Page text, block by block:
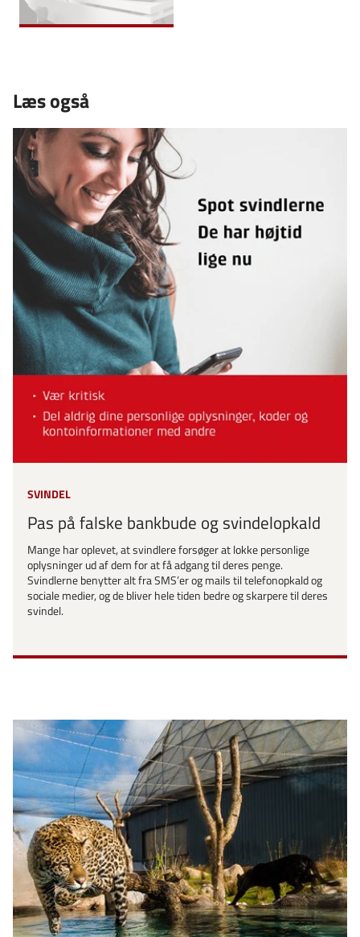
Læs også
SVINDEL
Pas på falske bankbude og svindelopkald
Mange har oplevet, at svindlere forsøger at lokke personlige
oplysninger ud af dem for at få adgang til deres penge.
Svindlerne benytter alt fra SMS’er og mails til telefonopkald og
sociale medier, og de bliver hele tiden bedre og skarpere til deres
svindel.